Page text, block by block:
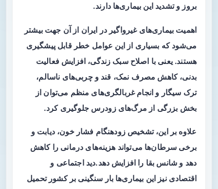
بروز و تشدید این بیماری‌ها دارند.
اهمیت بیماری‌های غیرواگیر در ایران از آن جهت بیشتر
می‌شود که بسیاری از این عوامل خطر قابل پیشگیری
هستند. یعنی با اصلاح سبک زندگی، افزایش فعالیت
بدنی، کاهش مصرف نمک، قند و چربی‌های ناسالم،
ترک سیگار و انجام غربالگری‌های منظم می‌توان از
بخش بزرگی از مرگ‌های زودرس جلوگیری کرد.
علاوه بر این، تشخیص زودهنگام فشار خون، دیابت و
برخی سرطان‌ها می‌تواند هزینه‌های درمانی را کاهش
دهد و شانس بقا را افزایش دهد.دید اجتماعی و
اقتصادی نیز این بیماری‌ها بار سنگینی بر کشور تحمیل